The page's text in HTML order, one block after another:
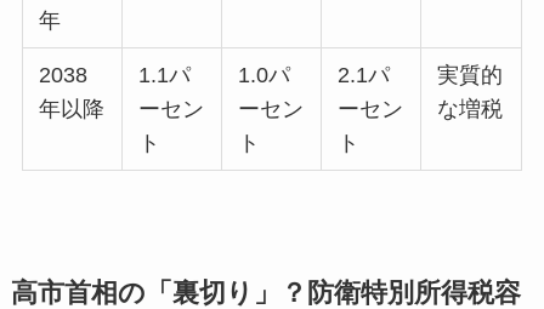
年
2038
年以降
1.1パ
ーセン
ト
1.0パ
ーセン
ト
2.1パ
ーセン
ト
実質的
な増税
高市首相の「裏切り」？防衛特別所得税容